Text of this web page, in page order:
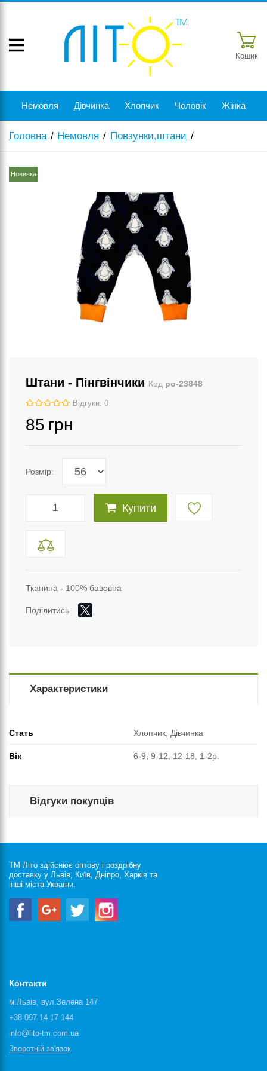
Кошик
Немовля Дівчинка Хлопчик Чоловік Жінка
Головна Немовля Повзунки,штани
Новинка
Штани - Пінгвінчики Код po-23848
Відгуки: 0
85 грн
Розмір:
Купити
Тканина - 100% бавовна
Поділитись
Характеристики
Стать Хлопчик, Дівчинка
Вік 6-9, 9-12, 12-18, 1-2р.
Відгуки покупців
ТМ Літо здійснює оптову і роздрібну
доставку у Львів, Київ, Дніпро, Харків та
інші міста України.
Контакти
м.Львів, вул.Зелена 147
+38 097 14 17 144
info@lito-tm.com.ua
Зворотній зв'язок